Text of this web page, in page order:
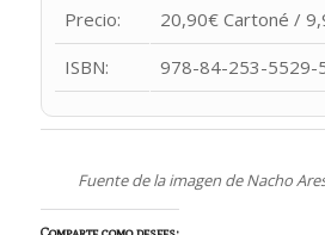
Precio:
20,90€ Cartoné /
ISBN:
978-84-253-5529-
Fuente de la imagen de Nacho